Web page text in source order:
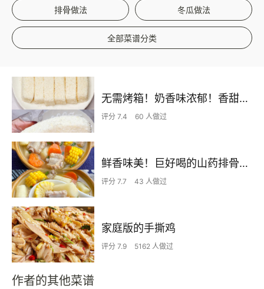
排骨做法 冬瓜做法
全部菜谱分类
无需烤箱！奶香味浓郁！香甜嫩滑的椰蓉奶糕
评分 7.4 60 人做过
鲜香味美！巨好喝的山药排骨汤！！
评分 7.7 43 人做过
家庭版的手撕鸡
评分 7.9 5162 人做过
作者的其他菜谱